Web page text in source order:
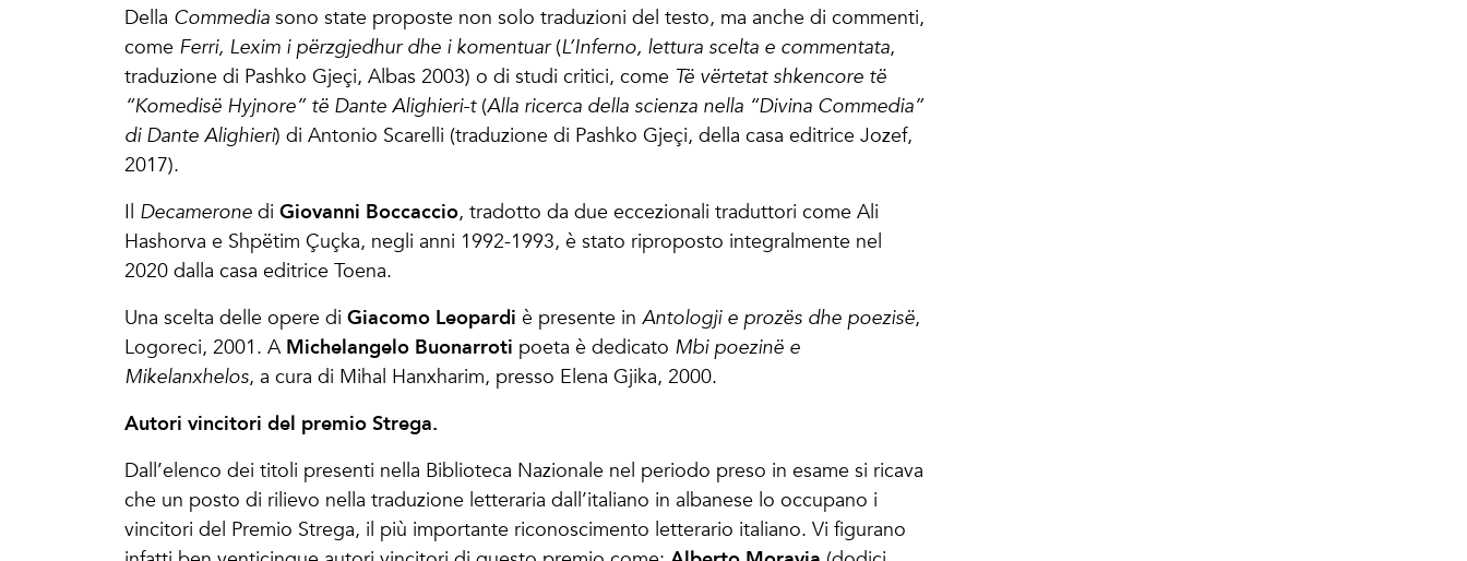
Della Commedia sono state proposte non solo traduzioni del testo, ma anche di commenti,
come Ferri, Lexim i përzgjedhur dhe i komentuar(L’Inferno, lettura scelta e commentata,
traduzione di Pashko Gjeçi, Albas 2003) o di studi critici, come Të vërtetat shkencore të
“Komedisë Hyjnore” të Dante Alighieri-t (Alla ricerca della scienza nella “Divina Commedia”
di Dante Alighieri) di Antonio Scarelli (traduzione di Pashko Gjeçi, della casa editrice Jozef,
2017).
Il Decamerone di Giovanni Boccaccio, tradotto da due eccezionali traduttori come Ali
Hashorva e Shpëtim Çuçka, negli anni 1992-1993, è stato riproposto integralmente nel
2020 dalla casa editrice Toena.
Una scelta delle opere di Giacomo Leopardi è presente in Antologji e prozës dhe poezisë,
Logoreci, 2001. A Michelangelo Buonarroti poeta è dedicato Mbi poezinë e
Mikelanxhelos, a cura di Mihal Hanxharim, presso Elena Gjika, 2000.
Autori vincitori del premio Strega.
Dall’elenco dei titoli presenti nella Biblioteca Nazionale nel periodo preso in esame si ricava
che un posto di rilievo nella traduzione letteraria dall’italiano in albanese lo occupano i
vincitori del Premio Strega, il più importante riconoscimento letterario italiano. Vi figurano